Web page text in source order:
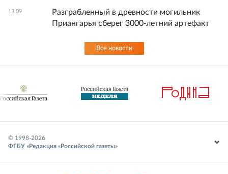
13:09
Разграбленный в древности могильник
Приангарья сберег 3000-летний артефакт
Все новости
© 1998-2026
ФГБУ «Редакция «Российской газеты»